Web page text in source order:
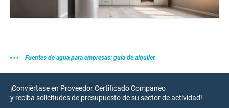
Fuentes de agua para empresas: guía de alquiler
¡Conviértase en Proveedor Certificado Companeo
y reciba solicitudes de presupuesto de su sector de actividad!